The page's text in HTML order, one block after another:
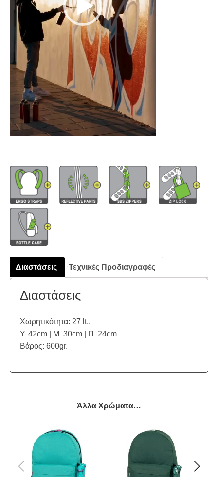
Διαστάσεις Τεχνικές Προδιαγραφές
Διαστάσεις
Χωρητικότητα: 27 lt..
Υ. 42cm | Μ. 30cm | Π. 24cm.
Βάρος: 600gr.
Άλλα Χρώματα…